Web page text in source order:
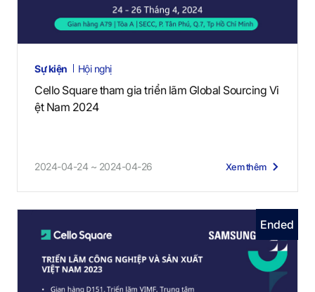
Sự kiện Hội nghị
Cello Square tham gia triển lãm Global Sourcing Vi
ệt Nam 2024
2024-04-24 ~ 2024-04-26 Xem thêm
Ended